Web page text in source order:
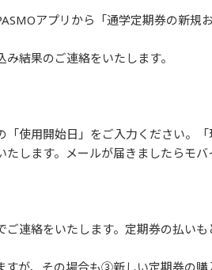
アプリから「通学定期券の新規
結果のご連絡をいたします。
使用開始日」をご入力ください。
します。メールが届きましたらモバ
連絡をいたします。定期券の払いも
が、その場合も③新しい定期券の購